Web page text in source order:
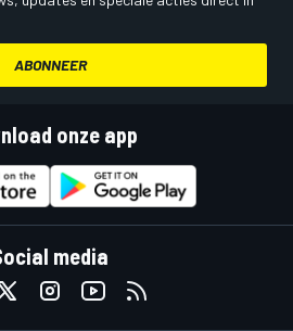
ABONNEER
onze app
media